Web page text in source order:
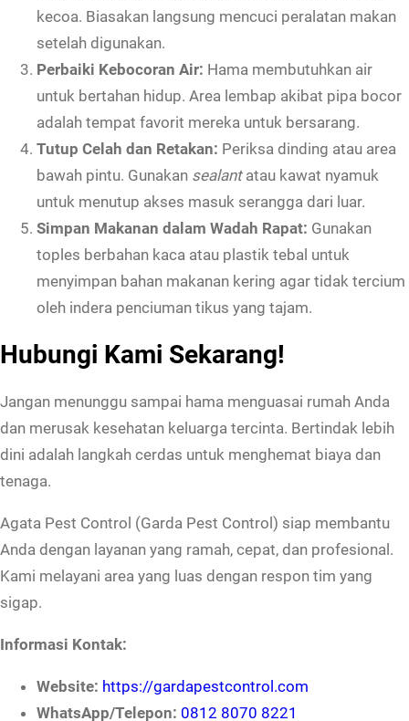
kecoa. Biasakan langsung mencuci peralatan makan
setelah digunakan.
Perbaiki Kebocoran Air: Hama membutuhkan air
untuk bertahan hidup. Area lembap akibat pipa bocor
adalah tempat favorit mereka untuk bersarang.
Tutup Celah dan Retakan: Periksa dinding atau area
bawah pintu. Gunakan sealantatau kawat nyamuk
untuk menutup akses masuk serangga dari luar.
Simpan Makanan dalam Wadah Rapat: Gunakan
toples berbahan kaca atau plastik tebal untuk
menyimpan bahan makanan kering agar tidak tercium
oleh indera penciuman tikus yang tajam.
Hubungi Kami Sekarang!
Jangan menunggu sampai hama menguasai rumah Anda
dan merusak kesehatan keluarga tercinta. Bertindak lebih
dini adalah langkah cerdas untuk menghemat biaya dan
tenaga.
Agata Pest Control (Garda Pest Control) siap membantu
Anda dengan layanan yang ramah, cepat, dan profesional.
Kami melayani area yang luas dengan respon tim yang
sigap.
Informasi Kontak:
Website: https://gardapestcontrol.com
WhatsApp/Telepon: 0812 8070 8221